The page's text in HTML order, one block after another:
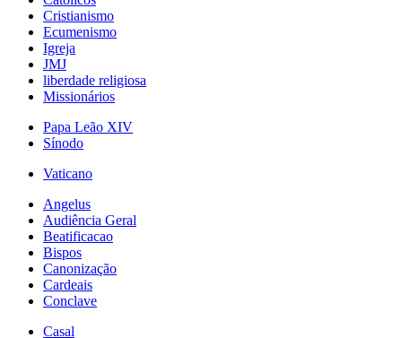
Cristianismo
Ecumenismo
Igreja
JMJ
liberdade religiosa
Missionários
Papa Leão XIV
Sínodo
Vaticano
Angelus
Audiência Geral
Beatificacao
Bispos
Canonização
Cardeais
Conclave
Casal